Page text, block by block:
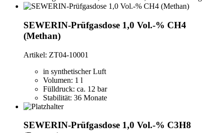
SEWERIN-Prüfgasdose 1,0 Vol.-% CH4
(Methan)
Artikel: ZT04-10001
in synthetischer Luft
Volumen: 1 l
Fülldruck: ca. 12 bar
Stabilität: 36 Monate
SEWERIN-Prüfgasdose 1,0 Vol.-% C3H8